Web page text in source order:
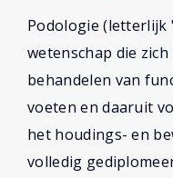
Podologie (letterlijk
wetenschap die
behandelen van
voeten en daaruit
het houdings- en
volledig